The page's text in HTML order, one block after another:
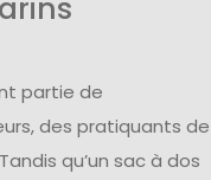
partie de
des pratiquants de
qu’un sac à dos